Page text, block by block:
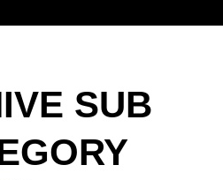
SUB